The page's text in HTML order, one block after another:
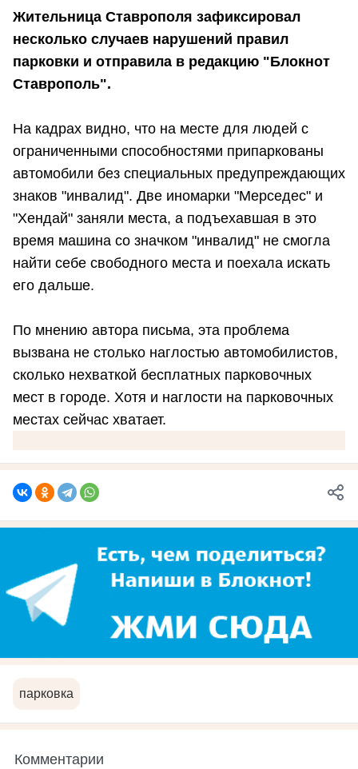
Жительница Ставрополя зафиксировал
несколько случаев нарушений правил
парковки и отправила в редакцию "Блокнот
Ставрополь".
На кадрах видно, что на месте для людей с
ограниченными способностями припаркованы
автомобили без специальных предупреждающих
знаков "инвалид". Две иномарки "Мерседес" и
"Хендай" заняли места, а подъехавшая в это
время машина со значком "инвалид" не смогла
найти себе свободного места и поехала искать
его дальше.
По мнению автора письма, эта проблема
вызвана не столько наглостью автомобилистов,
сколько нехваткой бесплатных парковочных
мест в городе. Хотя и наглости на парковочных
местах сейчас хватает.
парковка
Комментарии